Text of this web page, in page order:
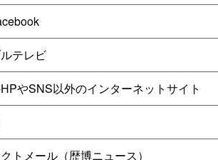
テレビ
やSNS以外のインターネットサイト
トメール（歴博ニュース）